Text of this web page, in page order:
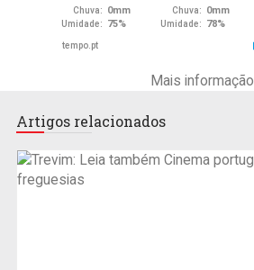
Mais informação
Artigos relacionados